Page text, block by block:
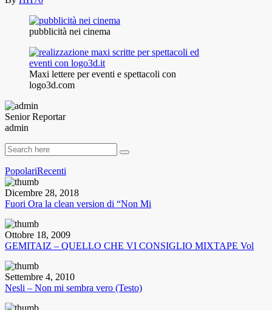
pubblicità nei cinema
Maxi lettere per eventi e spettacoli con
logo3d.com
Senior Reportar
admin
PopolariRecenti
Dicembre 28, 2018
Fuori Ora la clean version di “Non Mi
Ottobre 18, 2009
GEMITAIZ – QUELLO CHE VI CONSIGLIO MIXTAPE Vol
Settembre 4, 2010
Nesli – Non mi sembra vero (Testo)